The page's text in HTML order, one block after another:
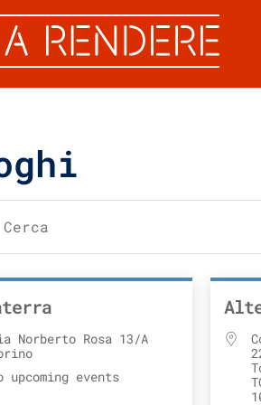
Norberto Rosa 13/A
upcoming events